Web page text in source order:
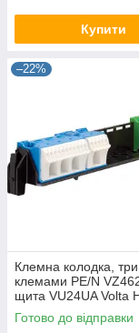
Купити
–22%
Клемна колодка,
клемами PE/N
щита VU24UA Volta
для щита Хагер,
Rozetka)
Готово до відправки